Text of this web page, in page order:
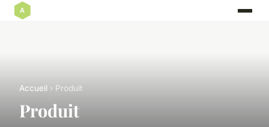
Accueil › Produit
Produit